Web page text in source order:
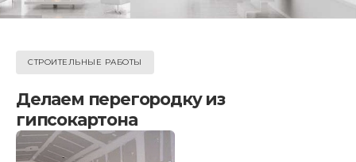
СТРОИТЕЛЬНЫЕ РАБОТЫ
Делаем перегородку из
гипсокартона